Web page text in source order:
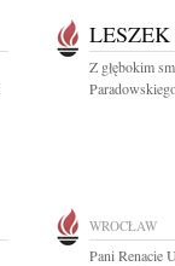
Z głębokim
WROCŁAW
Pani Renacie